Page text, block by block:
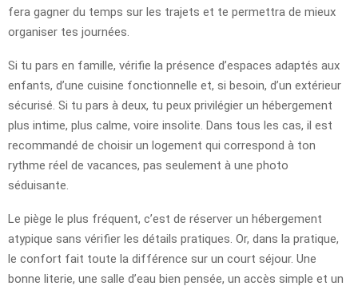
fera gagner du temps sur les trajets et te permettra de mieux
organiser tes journées.
Si tu pars en famille, vérifie la présence d’espaces adaptés aux
enfants, d’une cuisine fonctionnelle et, si besoin, d’un extérieur
sécurisé. Si tu pars à deux, tu peux privilégier un hébergement
plus intime, plus calme, voire insolite. Dans tous les cas, il est
recommandé de choisir un logement qui correspond à ton
rythme réel de vacances, pas seulement à une photo
séduisante.
Le piège le plus fréquent, c’est de réserver un hébergement
atypique sans vérifier les détails pratiques. Or, dans la pratique,
le confort fait toute la différence sur un court séjour. Une
bonne literie, une salle d’eau bien pensée, un accès simple et un